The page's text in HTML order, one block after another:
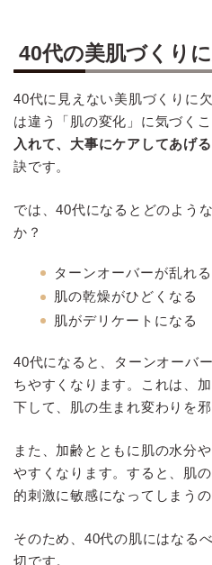
40代の美肌づくり
40代に見えない美肌づくりに
は違う「肌の変化」に気づく
入れて、大事にケアしてあげ
訣です。
では、40代になるとどのよう
か？
ターンオーバーが乱れる
肌の乾燥がひどくなる
肌がデリケートになる
40代になると、ターンオーバ
ちやすくなります。これは、
下して、肌の生まれ変わりを
また、加齢とともに肌の水分
やすくなります。すると、肌
的刺激に敏感になってしまうの
そのため、40代の肌にはなる
切です。